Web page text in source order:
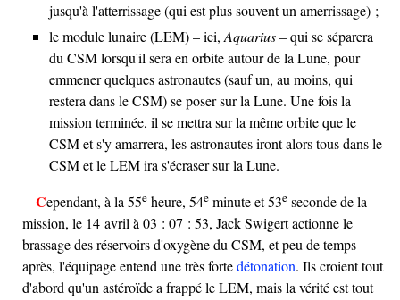
jusqu'à l'atterrissage (qui est plus souvent un amerrissage) ;
le module lunaire (LEM) – ici, Aquarius– qui se séparera
du CSM lorsqu'il sera en orbite autour de la Lune, pour
emmener quelques astronautes (sauf un, au moins, qui
restera dans le CSM) se poser sur la Lune. Une fois la
mission terminée, il se mettra sur la même orbite que le
CSM et s'y amarrera, les astronautes iront alors tous dans le
CSM et le LEM ira s'écraser sur la Lune.
Cependant, à la 55e heure, 54e minute et 53e seconde de la
mission, le 14 avril à 03 : 07 : 53, Jack Swigert actionne le
brassage des réservoirs d'oxygène du CSM, et peu de temps
après, l'équipage entend une très fortedétonation. Ils croient tout
d'abord qu'un astéroïde a frappé le LEM, mais la vérité est tout